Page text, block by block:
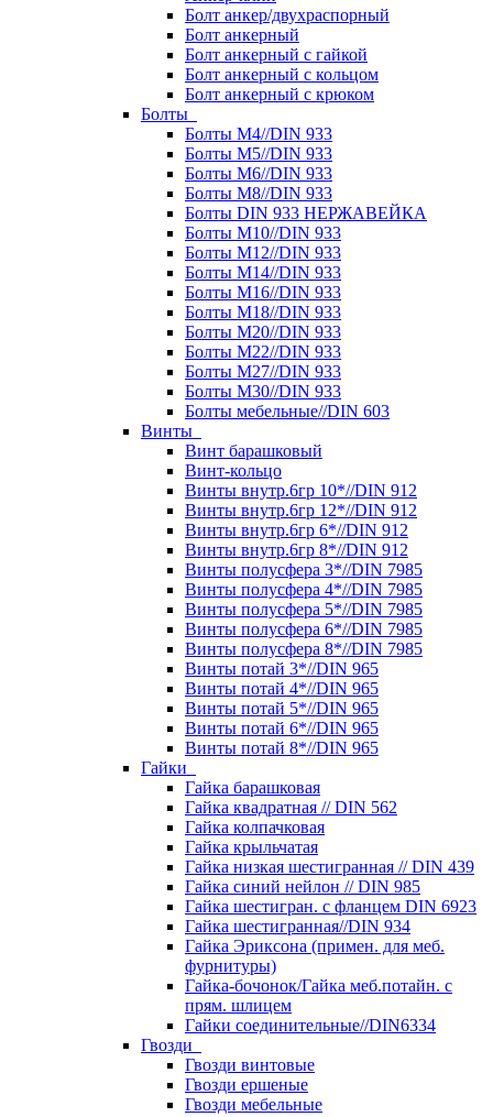
Болт анкер/двухраспорный
Болт анкерный
Болт анкерный с гайкой
Болт анкерный с кольцом
Болт анкерный с крюком
Болты
Болты М4//DIN 933
Болты М5//DIN 933
Болты М6//DIN 933
Болты М8//DIN 933
Болты DIN 933 НЕРЖАВЕЙКА
Болты М10//DIN 933
Болты М12//DIN 933
Болты М14//DIN 933
Болты М16//DIN 933
Болты М18//DIN 933
Болты М20//DIN 933
Болты М22//DIN 933
Болты М27//DIN 933
Болты М30//DIN 933
Болты мебельные//DIN 603
Винты
Винт барашковый
Винт-кольцо
Винты внутр.6гр 10*//DIN 912
Винты внутр.6гр 12*//DIN 912
Винты внутр.6гр 6*//DIN 912
Винты внутр.6гр 8*//DIN 912
Винты полусфера 3*//DIN 7985
Винты полусфера 4*//DIN 7985
Винты полусфера 5*//DIN 7985
Винты полусфера 6*//DIN 7985
Винты полусфера 8*//DIN 7985
Винты потай 3*//DIN 965
Винты потай 4*//DIN 965
Винты потай 5*//DIN 965
Винты потай 6*//DIN 965
Винты потай 8*//DIN 965
Гайки
Гайка барашковая
Гайка квадратная // DIN 562
Гайка колпачковая
Гайка крыльчатая
Гайка низкая шестигранная // DIN 439
Гайка синий нейлон // DIN 985
Гайка шестигран. с фланцем DIN 6923
Гайка шестигранная//DIN 934
Гайка Эриксона (примен. для меб.
фурнитуры)
Гайка-бочонок/Гайка меб.потайн. с
прям. шлицем
Гайки соединительные//DIN6334
Гвозди
Гвозди винтовые
Гвозди ершеные
Гвозди мебельные